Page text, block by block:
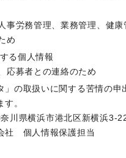
事労務管理、業務管理、健康
め
る個人情報
応募者との連絡のため
の取扱いに関する苦情の申
。
県横浜市港北区新横浜3-
社 個人情報保護担当